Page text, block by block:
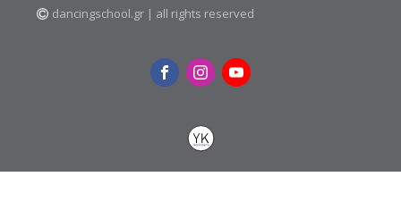
dancingschool.gr | all rights reserved